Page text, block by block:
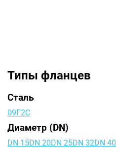
Типы фланцев
Сталь
09Г2С
Диаметр (DN)
DN 15DN 20DN 25DN 32DN 40